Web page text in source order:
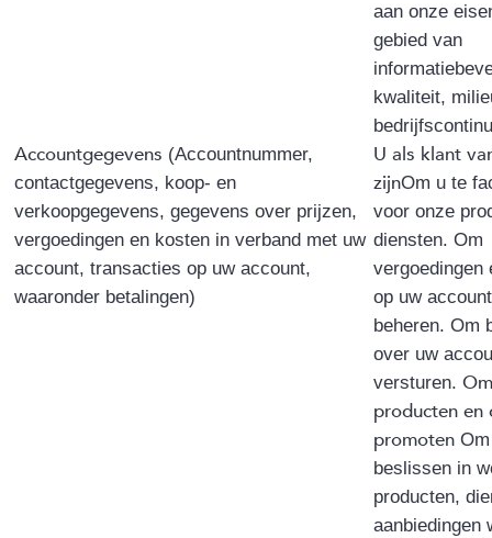
aan onze
gebied van
kwaliteit,
Accountgegevens (Accountnummer,
contactgegevens, koop- en
verkoopgegevens, gegevens over prijzen,
vergoedingen en kosten in verband met uw
account, transacties op uw account,
waaronder betalingen)
U als klant
zijnOm u te
voor onze
diensten. Om
vergoedingen
op uw
beheren. Om
over uw
versturen.
producten en
promoten
beslissen in
producten,
aanbiedingen